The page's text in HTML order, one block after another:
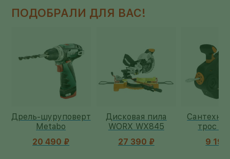
ПОДОБРАЛИ ДЛЯ ВАС!
Дисковая пила
WORX WX845
27 390 ₽
Сантехнический
трос WORX
WX891.9
9 190 ₽
пылесос
11